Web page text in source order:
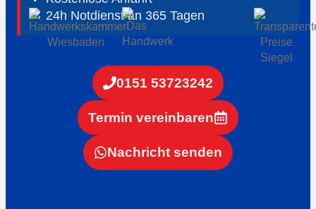
✓ ⁠24h Notdienst an 365 Tagen
0151 53723242
Termin vereinbaren
Nachricht senden